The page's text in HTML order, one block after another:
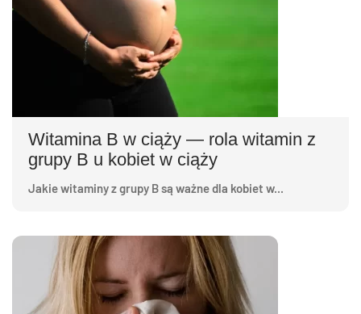
Witamina B w ciąży — rola witamin z
grupy B u kobiet w ciąży
Jakie witaminy z grupy B są ważne dla kobiet w...